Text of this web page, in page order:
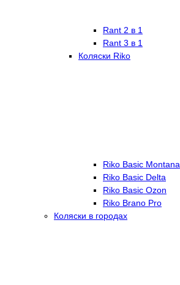
Rant 2 в 1
Rant 3 в 1
Коляски Riko
Riko Basic Montana
Riko Basic Delta
Riko Basic Ozon
Riko Brano Pro
Коляски в городах